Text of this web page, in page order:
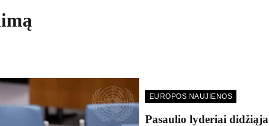
EUROPOS NAUJIENOS
Pasaulio lyderiai